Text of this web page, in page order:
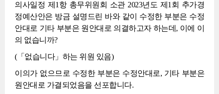
의사일정 제1항 총무위원회 소관 2023년도 제1회 추가경
정예산안은 방금 설명드린 바와 같이 수정한 부분은 수정
안대로 기타 부분은 원안대로 의결하고자 하는데, 이에 이
의 없습니까?
(「없습니다」하는 위원 있음)
이의가 없으므로 수정한 부분은 수정안대로, 기타 부분은
원안대로 가결되었음을 선포합니다.